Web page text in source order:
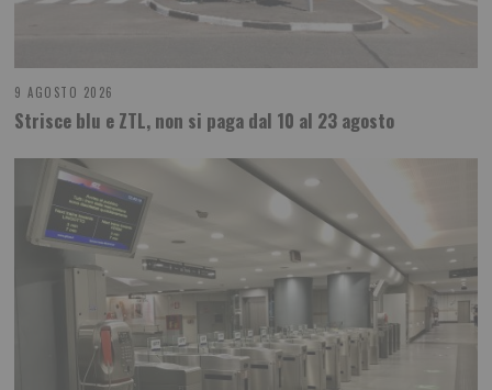
9 AGOSTO 2026
Strisce blu e ZTL, non si paga dal 10 al 23 agosto